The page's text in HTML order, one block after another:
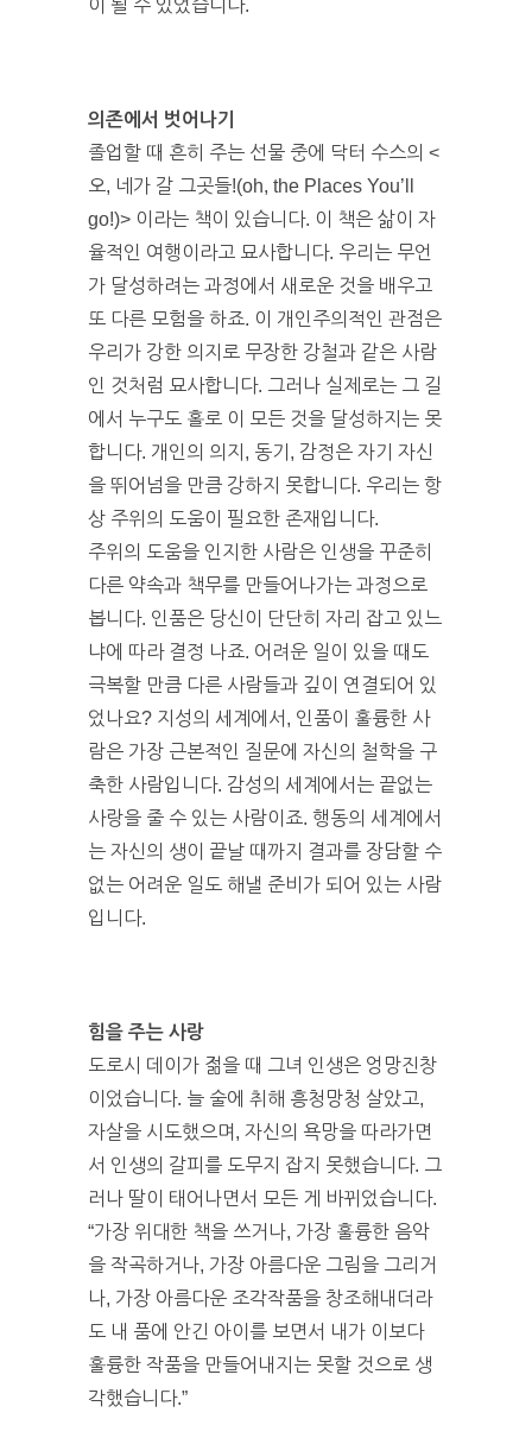
이 될 수 있었습니다.
의존에서 벗어나기
졸업할 때 흔히 주는 선물 중에 닥터 수스의 <
오, 네가 갈 그곳들!(oh, the Places You’ll
go!)> 이라는 책이 있습니다. 이 책은 삶이 자
율적인 여행이라고 묘사합니다. 우리는 무언
가 달성하려는 과정에서 새로운 것을 배우고
또 다른 모험을 하죠. 이 개인주의적인 관점은
우리가 강한 의지로 무장한 강철과 같은 사람
인 것처럼 묘사합니다. 그러나 실제로는 그 길
에서 누구도 홀로 이 모든 것을 달성하지는 못
합니다. 개인의 의지, 동기, 감정은 자기 자신
을 뛰어넘을 만큼 강하지 못합니다. 우리는 항
상 주위의 도움이 필요한 존재입니다.
주위의 도움을 인지한 사람은 인생을 꾸준히
다른 약속과 책무를 만들어나가는 과정으로
봅니다. 인품은 당신이 단단히 자리 잡고 있느
냐에 따라 결정 나죠. 어려운 일이 있을 때도
극복할 만큼 다른 사람들과 깊이 연결되어 있
었나요? 지성의 세계에서, 인품이 훌륭한 사
람은 가장 근본적인 질문에 자신의 철학을 구
축한 사람입니다. 감성의 세계에서는 끝없는
사랑을 줄 수 있는 사람이죠. 행동의 세계에서
는 자신의 생이 끝날 때까지 결과를 장담할 수
없는 어려운 일도 해낼 준비가 되어 있는 사람
입니다.
힘을 주는 사랑
도로시 데이가 젊을 때 그녀 인생은 엉망진창
이었습니다. 늘 술에 취해 흥청망청 살았고,
자살을 시도했으며, 자신의 욕망을 따라가면
서 인생의 갈피를 도무지 잡지 못했습니다. 그
러나 딸이 태어나면서 모든 게 바뀌었습니다.
“가장 위대한 책을 쓰거나, 가장 훌륭한 음악
을 작곡하거나, 가장 아름다운 그림을 그리거
나, 가장 아름다운 조각작품을 창조해내더라
도 내 품에 안긴 아이를 보면서 내가 이보다
훌륭한 작품을 만들어내지는 못할 것으로 생
각했습니다.”